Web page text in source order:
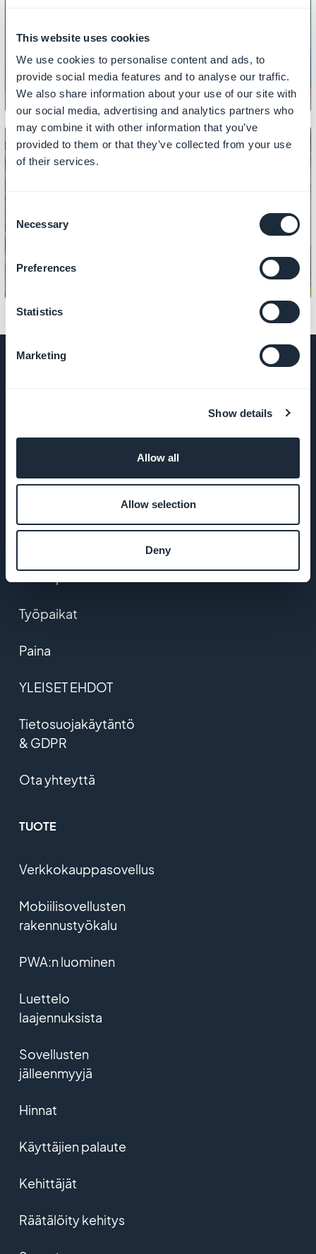
This website uses cookies
We use cookies to personalise content and ads, to
provide social media features and to analyse our traffic.
We also share information about your use of our site with
our social media, advertising and analytics partners who
may combine it with other information that you’ve
provided to them or that they’ve collected from your use
of their services.
Consent
Selection
Necessary
Preferences
Statistics
Marketing
Show details
Allow all
Allow selection
Deny
Miten luoda alennuskoodeja
mainoksia asiakkaiden viennin
Poikkeuksellinen
Startup Studio
Työpaikat
Paina
YLEISET EHDOT
Tietosuojakäytäntö
& GDPR
Ota yhteyttä
TUOTE
Verkkokauppasovellus
Mobiilisovellusten
rakennustyökalu
PWA:n luominen
Luettelo
laajennuksista
Sovellusten
jälleenmyyjä
Hinnat
Käyttäjien palaute
Kehittäjät
Räätälöity kehitys